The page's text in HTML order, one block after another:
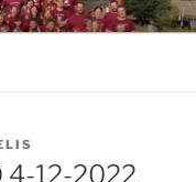
4-12-2022